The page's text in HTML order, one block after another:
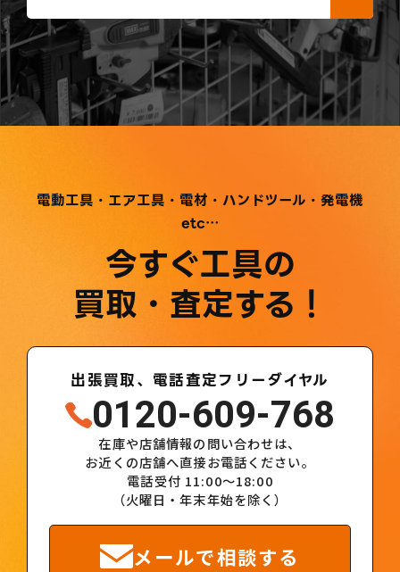
電動工具・エア工具・電材・ハンドツール・発電機
etc…
今すぐ工具の
買取・査定する！
出張買取、電話査定フリーダイヤル
0120-609-768
在庫や店舗情報の問い合わせは、
お近くの店舗へ直接お電話ください。
電話受付 11:00～18:00
（火曜日・年末年始を除く）
メールで相談する